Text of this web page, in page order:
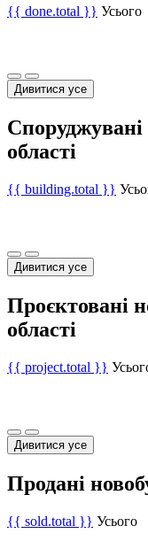
{{ done.total }} Усього
Дивитися усе
Споруджувані
області
{{ building.total }}
Дивитися усе
Проєктовані
області
{{ project.total }}
Дивитися усе
Продані
{{ sold.total }} Усього